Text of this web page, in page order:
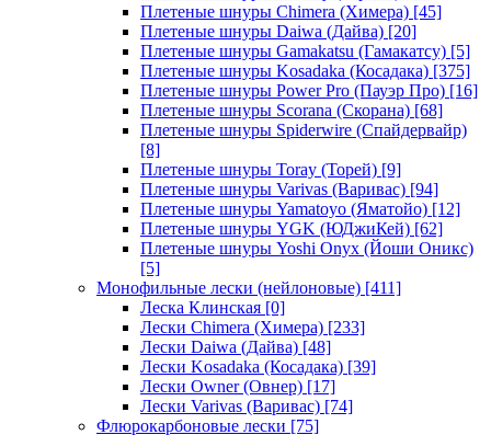
Плетеные шнуры Chimera (Химера) [45]
Плетеные шнуры Daiwa (Дайва) [20]
Плетеные шнуры Gamakatsu (Гамакатсу) [5]
Плетеные шнуры Kosadaka (Косадака) [375]
Плетеные шнуры Power Pro (Пауэр Про) [16]
Плетеные шнуры Scorana (Скорана) [68]
Плетеные шнуры Spiderwire (Спайдервайр)
[8]
Плетеные шнуры Toray (Торей) [9]
Плетеные шнуры Varivas (Варивас) [94]
Плетеные шнуры Yamatoyo (Яматойо) [12]
Плетеные шнуры YGK (ЮДжиКей) [62]
Плетеные шнуры Yoshi Onyx (Йоши Оникс)
[5]
Монофильные лески (нейлоновые) [411]
Леска Клинская [0]
Лески Chimera (Химера) [233]
Лески Daiwa (Дайва) [48]
Лески Kosadaka (Косадака) [39]
Лески Owner (Овнер) [17]
Лески Varivas (Варивас) [74]
Флюрокарбоновые лески [75]